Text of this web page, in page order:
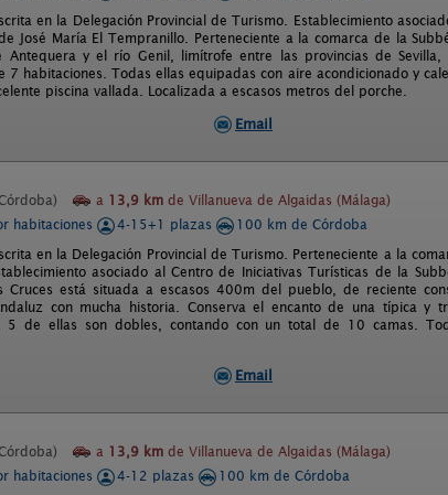
en la Delegación Provincial de Turismo. Establecimiento
José María El Tempranillo. Perteneciente a la comarca de la
Antequera y el río Genil, limítrofe entre las provincias de
7 habitaciones. Todas ellas equipadas con aire acondicionado y
piscina vallada. Localizada a escasos metros del porche.
Email
a 13,9 km de Villanueva de Algaidas (Málaga)
habitaciones
4-15+1 plazas
100 km de Córdoba
en la Delegación Provincial de Turismo. Perteneciente a la
asociado al Centro de Iniciativas Turísticas de la
Cruces está situada a escasos 400m del pueblo, de reciente
con mucha historia. Conserva el encanto de una típica y
5 de ellas son dobles, contando con un total de 10 camas.
Email
a 13,9 km de Villanueva de Algaidas (Málaga)
habitaciones
4-12 plazas
100 km de Córdoba